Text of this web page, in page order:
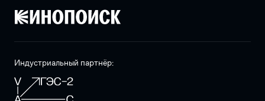
Индустриальный партнёр: